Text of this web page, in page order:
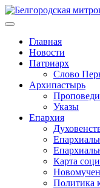
Главная
Новости
Патриарх
Слово
Архипастырь
Проповеди
Указы
Епархия
Карта
Политика